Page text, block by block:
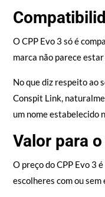
O CPP Evo 3 só é
marca não parece
No que diz respeito ao
Conspit Link,
um nome estabelecido
Valor para
O preço doCPP Evo 3
escolheres com ou sem